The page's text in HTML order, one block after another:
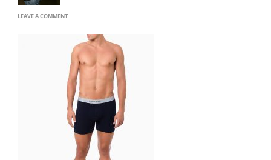
LEAVE A COMMENTON
CALVIN-
KLEIN-
MAS8516_0598_2